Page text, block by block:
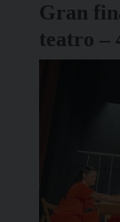
dal […]
Gran
teatro –
“Rosso